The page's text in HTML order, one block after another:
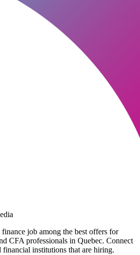
job among the best offers for
CFA professionals in Quebec. Connect
institutions that are hiring.